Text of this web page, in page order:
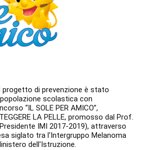
progetto di prevenzione è stato
scolastica con
“IL SOLE PER AMICO”,
LA PELLE, promosso dal Prof.
IMI 2017-2019), attraverso
siglato tra l'Intergruppo Melanoma
dell'Istruzione.